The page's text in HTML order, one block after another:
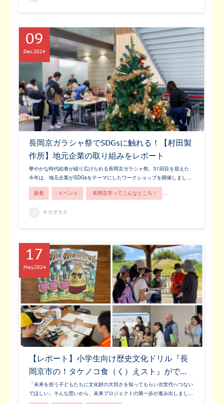
長岡京ガラシャ祭でSDGsに触れる！【村田製
作所】地元企業の取り組みをレポート
華やかな時代絵巻が繰り広げられる長岡京ガラシャ祭。31回目を迎えた
今年は、地元企業がSDGsをテーマにしたワークショップを開催しまし…
09
Dec2024
新着 イベント 長岡京市ってこんなところ！
オカダカエ
【レポート】小学生向け歴史文化ドリル『長
岡京市の！タケノコ食（く）えスト』がで…
「未来を担う子どもたちに文化財の大切さを知ってもらい次世代へつない
でほしい」そんな思いから、未来プロジェクトの第一歩が進み出しまし…
17
May2024